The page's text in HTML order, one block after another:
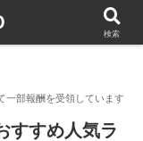
ルアー 【2024年】
すすめ人気ラ
検索